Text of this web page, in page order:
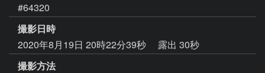
#64320
撮影日時
2020年8月19日 20時22分39秒
露出 30秒
撮影方法